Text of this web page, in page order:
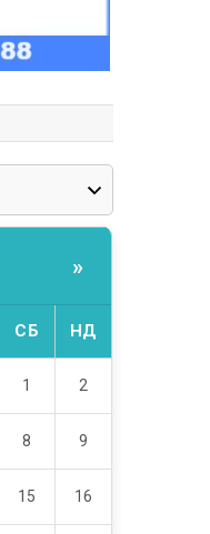
»
СБ НД
1 2
8 9
15 16